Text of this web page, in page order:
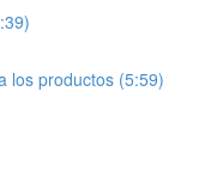
los productos (5:59)